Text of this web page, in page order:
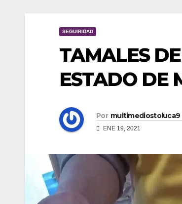
SEGUIRIDAD
TAMALES
ESTADO DE
Por multimediostoluca9
ENE 19, 2021